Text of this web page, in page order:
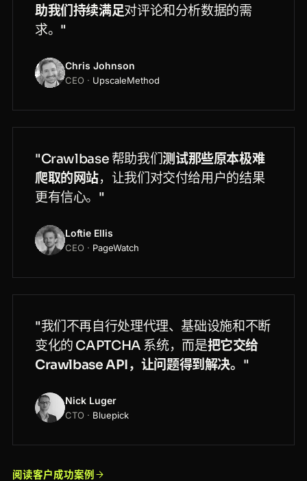
助我们持续满足对评论和分析数据的需
求。"
Chris Johnson
CEO · UpscaleMethod
"Crawlbase 帮助我们测试那些原本极难
爬取的网站，让我们对交付给用户的结果
更有信心。"
Loftie Ellis
CEO · PageWatch
"我们不再自行处理代理、基础设施和不断
变化的 CAPTCHA 系统，而是把它交给
Crawlbase API，让问题得到解决。 "
Nick Luger
CTO · Bluepick
阅读客户成功案例